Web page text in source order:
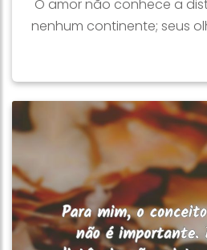
O amor não conhece a
nenhum continente; seus